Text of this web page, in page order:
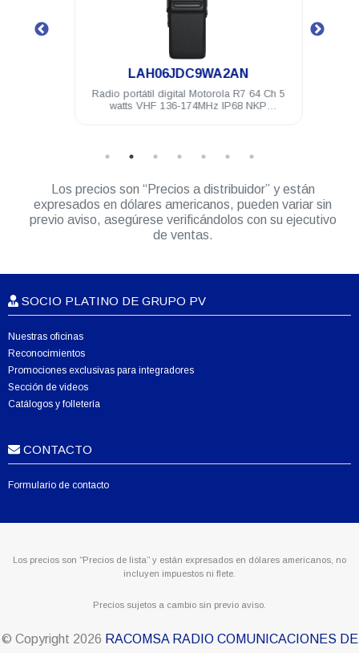
LAH06JDC9WA2AN
Radio portátil digital Motorola R7 64 Ch 5
watts VHF 136-174MHz IP68 NKP
Los precios son “Precios a distribuidor” y están
expresados en dólares americanos, pueden variar sin
previo aviso, asegúrese verificándolos con su ejecutivo
de ventas.
SOCIO PLATINO DE GRUPO PV
Nuestras oficinas
Reconocimientos
Promociones exclusivas para integradores
Sección de videos
Catálogos y folletería
CONTACTO
Formulario de contacto
Los precios son “Precios de lista” y están expresados en dólares americanos, no
incluyen impuestos ni flete.
Precios sujetos a cambio sin previo aviso.
© Copyright 2026 RACOMSA RADIO COMUNICACIONES DE